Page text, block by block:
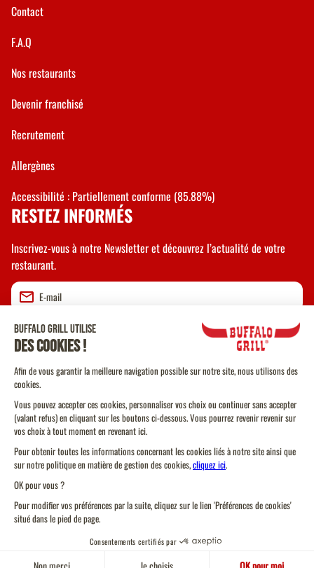
Contact
F.A.Q
Nos restaurants
Devenir franchisé
Recrutement
Allergènes
Accessibilité : Partiellement conforme (85.88%)
RESTEZ INFORMÉS
Inscrivez-vous à notre Newsletter et découvrez l’actualité de votre
restaurant.
Valider
CGU
CGV Vente à emporter
CGU Programme de Fidélité
Politique Cookies
Protection des données personnelles
Plan du site
Pour votre santé, pratiquez une activité physique régulière.
Toujours un